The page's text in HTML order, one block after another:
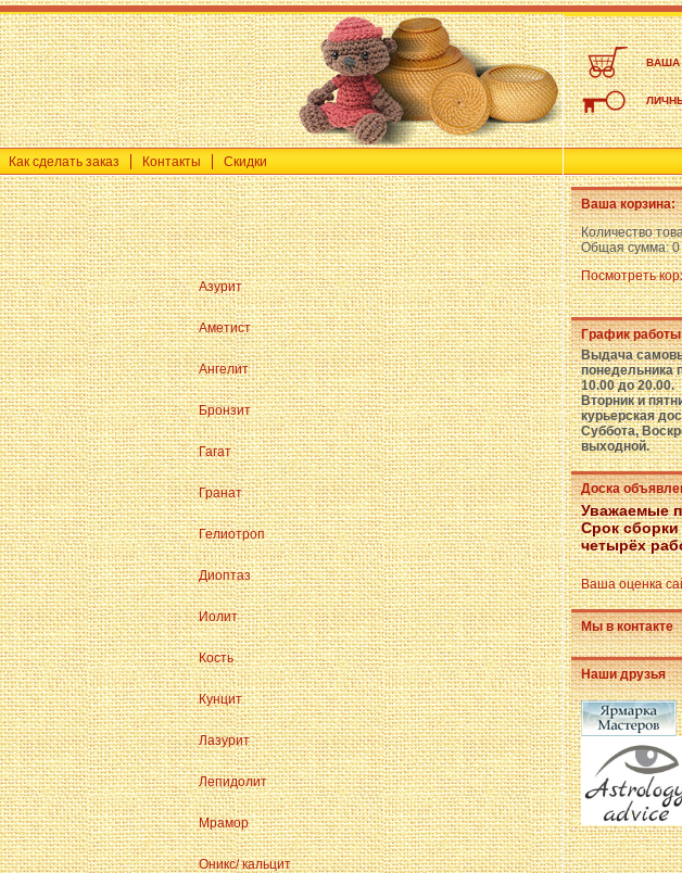
ВАША
Как сделать заказ Контакты Скидки
Азурит
Аметист
Ангелит
Бронзит
Гагат
Гранат
Гелиотроп
Диоптаз
Иолит
Кость
Кунцит
Лазурит
Лепидолит
Мрамор
Оникс/ кальцит
Ваша корзина:
Количество
Общая сумма:0
Посмотреть
График работы
Выдача
понедельника
10.00 до 20.00.
Вторник и
курьерская
Суббота,
выходной.
Доска
Уважаемые
Срок сборки
четырёх
Ваша оценка
Мы в контакте
Наши друзья